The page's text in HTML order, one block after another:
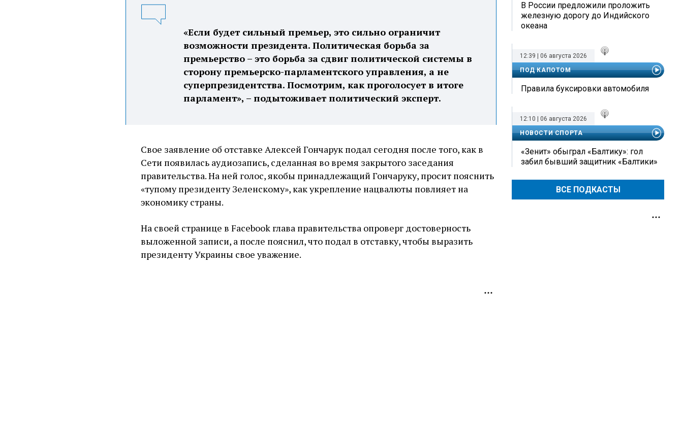
«Если будет сильный премьер, это сильно ограничит
возможности президента. Политическая борьба за
премьерство – это борьба за сдвиг политической системы в
сторону премьерско-парламентского управления, а не
суперпрезидентства. Посмотрим, как проголосует в итоге
парламент», – подытоживает политический эксперт.
Свое заявление об отставке Алексей Гончарук подал сегодня после того, как в
Сети появилась аудиозапись, сделанная во время закрытого заседания
правительства. На ней голос, якобы принадлежащий Гончаруку, просит пояснить
«тупому президенту Зеленскому», как укрепление нацвалюты повлияет на
экономику страны.
На своей странице в Facebook глава правительства опроверг достоверность
выложенной записи, а после пояснил, что подал в отставку, чтобы выразить
президенту Украины свое уважение.
В России предложили проложить
железную дорогу до Индийского
океана
12:39 | 06 августа 2026
ПОД КАПОТОМ
Правила буксировки автомобиля
12:10 | 06 августа 2026
НОВОСТИ СПОРТА
«Зенит» обыграл «Балтику»: гол
забил бывший защитник «Балтики»
ВСЕ ПОДКАСТЫ